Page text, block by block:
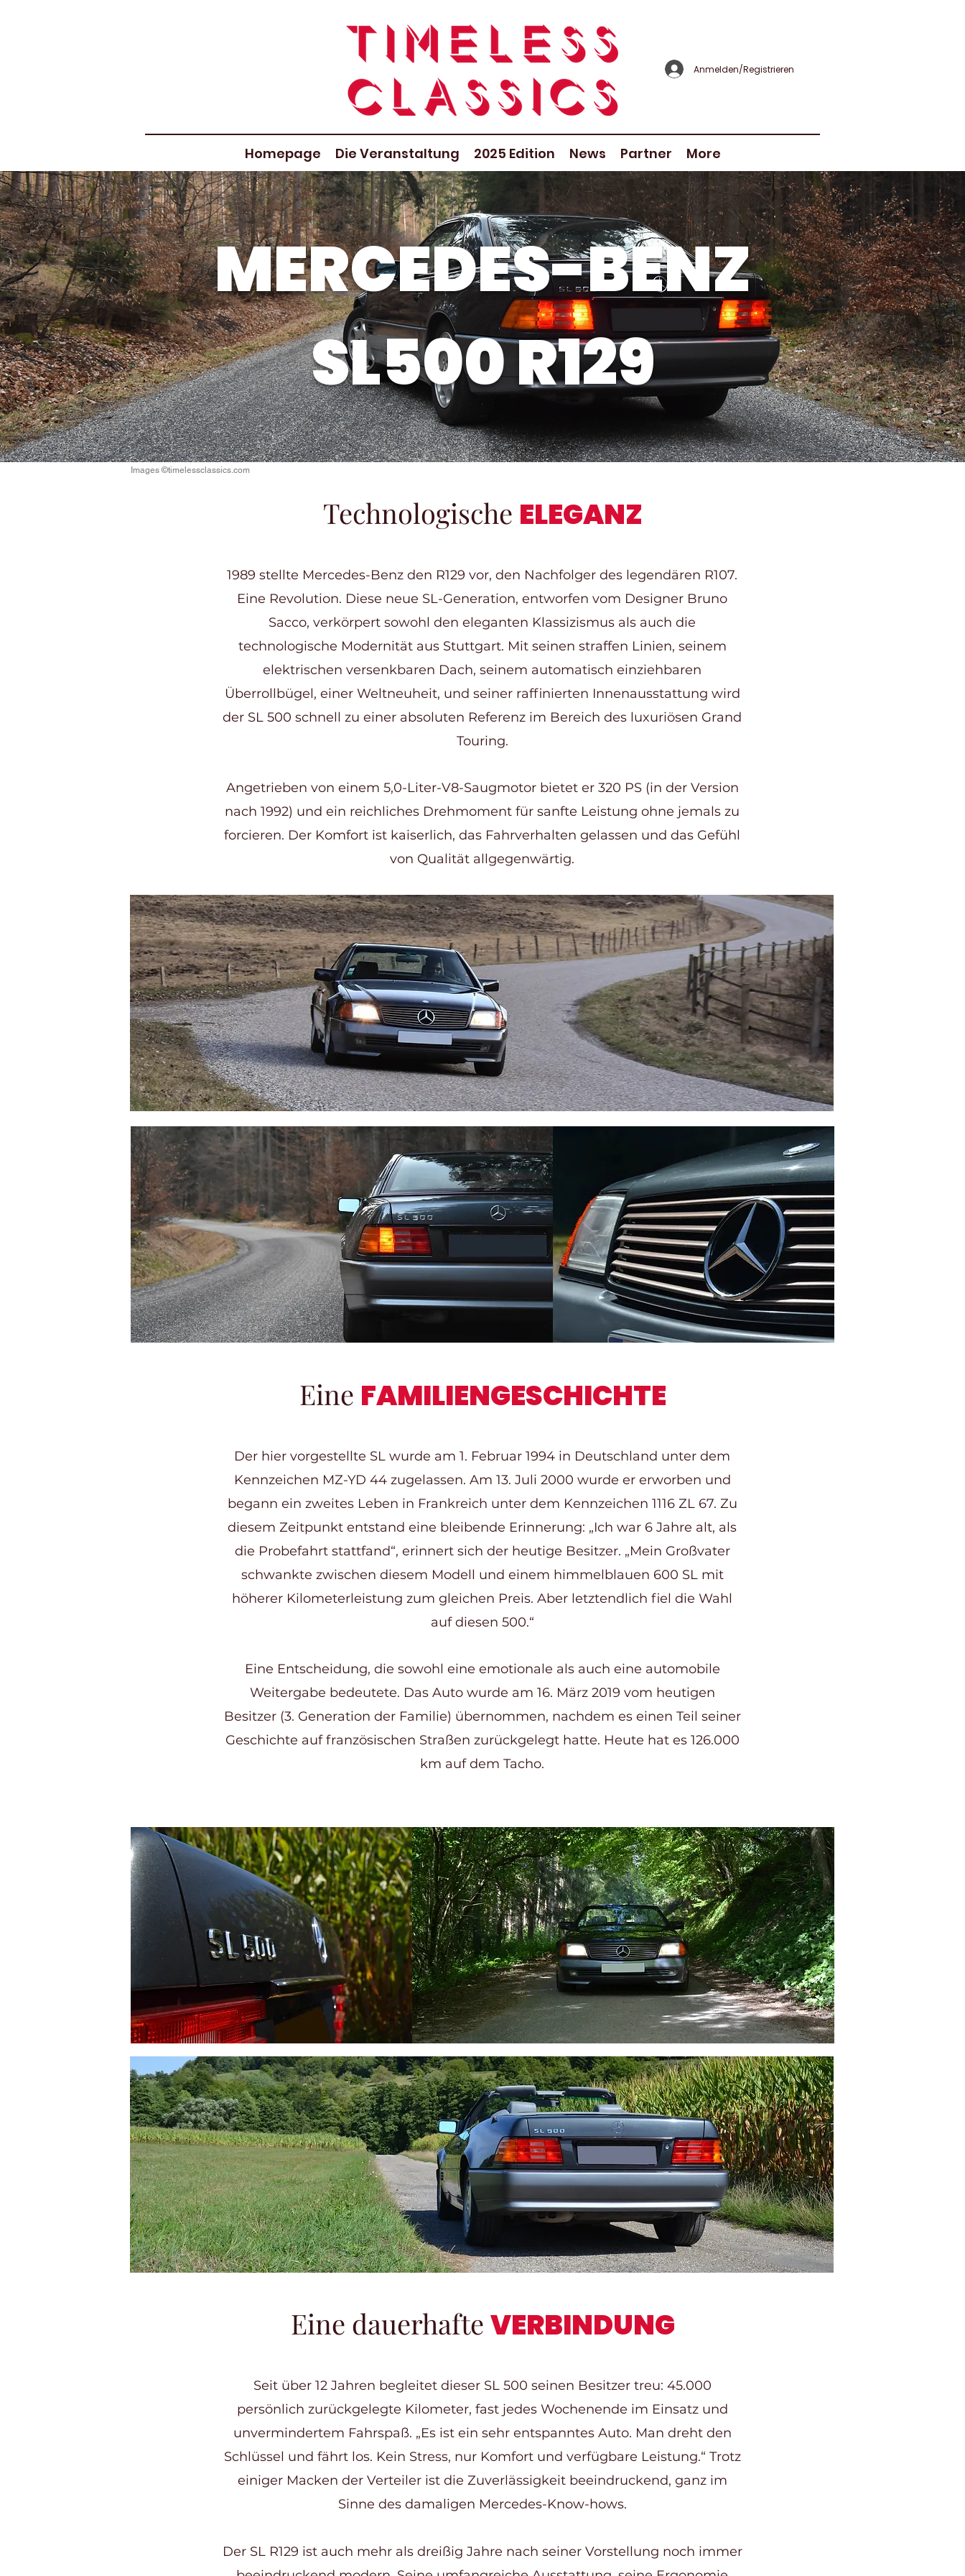
Anmelden/Registrieren
Homepage Die Veranstaltung 2025 Edition News Partner More
MERCEDES-BENZ
SL500 R129
Images ©timelessclassics.com
Technologische ELEGANZ
1989 stellte Mercedes-Benz den R129 vor, den Nachfolger des legendären R107.
Eine Revolution. Diese neue SL-Generation, entworfen vom Designer Bruno
Sacco, verkörpert sowohl den eleganten Klassizismus als auch die
technologische Modernität aus Stuttgart. Mit seinen straffen Linien, seinem
elektrischen versenkbaren Dach, seinem automatisch einziehbaren
Überrollbügel, einer Weltneuheit, und seiner raffinierten Innenausstattung wird
der SL 500 schnell zu einer absoluten Referenz im Bereich des luxuriösen Grand
Touring.
Angetrieben von einem 5,0-Liter-V8-Saugmotor bietet er 320 PS (in der Version
nach 1992) und ein reichliches Drehmoment für sanfte Leistung ohne jemals zu
forcieren. Der Komfort ist kaiserlich, das Fahrverhalten gelassen und das Gefühl
von Qualität allgegenwärtig.
Eine FAMILIENGESCHICHTE
Der hier vorgestellte SL wurde am 1. Februar 1994 in Deutschland unter dem
Kennzeichen MZ-YD 44 zugelassen. Am 13. Juli 2000 wurde er erworben und
begann ein zweites Leben in Frankreich unter dem Kennzeichen 1116 ZL 67. Zu
diesem Zeitpunkt entstand eine bleibende Erinnerung: „Ich war 6 Jahre alt, als
die Probefahrt stattfand“, erinnert sich der heutige Besitzer. „Mein Großvater
schwankte zwischen diesem Modell und einem himmelblauen 600 SL mit
höherer Kilometerleistung zum gleichen Preis. Aber letztendlich fiel die Wahl
auf diesen 500.“
Eine Entscheidung, die sowohl eine emotionale als auch eine automobile
Weitergabe bedeutete. Das Auto wurde am 16. März 2019 vom heutigen
Besitzer (3. Generation der Familie) übernommen, nachdem es einen Teil seiner
Geschichte auf französischen Straßen zurückgelegt hatte. Heute hat es 126.000
km auf dem Tacho.
Eine dauerhafteVERBINDUNG
Seit über 12 Jahren begleitet dieser SL 500 seinen Besitzer treu: 45.000
persönlich zurückgelegte Kilometer, fast jedes Wochenende im Einsatz und
unvermindertem Fahrspaß. „Es ist ein sehr entspanntes Auto. Man dreht den
Schlüssel und fährt los. Kein Stress, nur Komfort und verfügbare Leistung.“ Trotz
einiger Macken der Verteiler ist die Zuverlässigkeit beeindruckend, ganz im
Sinne des damaligen Mercedes-Know-hows.
Der SL R129 ist auch mehr als dreißig Jahre nach seiner Vorstellung noch immer